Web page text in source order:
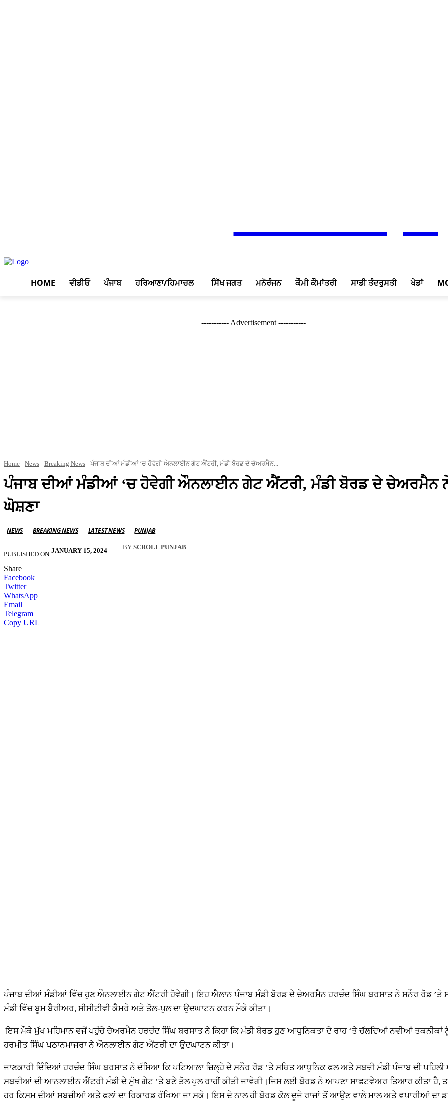
HOME ਵੀਡੀਓ ਪੰਜਾਬ ਹਰਿਆਣਾ/ਹਿਮਾਚਲ ਸਿੱਖ ਜਗਤ ਮਨੋਰੰਜਨ ਕੌਮੀ ਕੌਮਾਂਤਰੀ ਸਾਡੀ ਤੰਦਰੁਸਤੀ ਖੇਡਾਂ
----------- Advertisement -----------
Home News Breaking News ਪੰਜਾਬ ਦੀਆਂ ਮੰਡੀਆਂ ‘ਚ ਹੋਵੇਗੀ ਔਨਲਾਈਨ ਗੇਟ ਐਂਟਰੀ, ਮੰਡੀ ਬੋਰਡ ਦੇ ਚੇਅਰਮੈਨ...
ਪੰਜਾਬ ਦੀਆਂ ਮੰਡੀਆਂ ‘ਚ ਹੋਵੇਗੀ ਔਨਲਾਈਨ ਗੇਟ ਐਂਟਰੀ, ਮੰਡੀ ਬੋਰਡ ਦੇ ਚੇਅਰਮੈਨ ਨੇ
ਘੋਸ਼ਣਾ
NEWS BREAKING NEWS LATEST NEWS PUNJAB
PUBLISHED ON JANUARY 15, 2024 BY SCROLL PUNJAB
Share
Facebook
Twitter
WhatsApp
Email
Telegram
Copy URL
ਪੰਜਾਬ ਦੀਆਂ ਮੰਡੀਆਂ ਵਿੱਚ ਹੁਣ ਔਨਲਾਈਨ ਗੇਟ ਐਂਟਰੀ ਹੋਵੇਗੀ। ਇਹ ਐਲਾਨ ਪੰਜਾਬ ਮੰਡੀ ਬੋਰਡ ਦੇ ਚੇਅਰਮੈਨ ਹਰਚੰਦ ਸਿੰਘ ਬਰਸਾਤ ਨੇ ਸਨੌਰ ਰੋਡ ’ਤੇ
ਮੰਡੀ ਵਿੱਚ ਬੂਮ ਬੈਰੀਅਰ, ਸੀਸੀਟੀਵੀ ਕੈਮਰੇ ਅਤੇ ਤੋਲ-ਪੁਲ ਦਾ ਉਦਘਾਟਨ ਕਰਨ ਮੌਕੇ ਕੀਤਾ।
ਇਸ ਮੌਕੇ ਮੁੱਖ ਮਹਿਮਾਨ ਵਜੋਂ ਪਹੁੰਚੇ ਚੇਅਰਮੈਨ ਹਰਚੰਦ ਸਿੰਘ ਬਰਸਾਤ ਨੇ ਕਿਹਾ ਕਿ ਮੰਡੀ ਬੋਰਡ ਹੁਣ ਆਧੁਨਿਕਤਾ ਦੇ ਰਾਹ ‘ਤੇ ਚੱਲਦਿਆਂ ਨਵੀਆਂ ਤਕਨੀਕਾਂ
ਹਰਮੀਤ ਸਿੰਘ ਪਠਾਨਮਾਜਰਾ ਨੇ ਔਨਲਾਈਨ ਗੇਟ ਐਂਟਰੀ ਦਾ ਉਦਘਾਟਨ ਕੀਤਾ।
ਜਾਣਕਾਰੀ ਦਿੰਦਿਆਂ ਹਰਚੰਦ ਸਿੰਘ ਬਰਸਾਤ ਨੇ ਦੱਸਿਆ ਕਿ ਪਟਿਆਲਾ ਜ਼ਿਲ੍ਹੇ ਦੇ ਸਨੌਰ ਰੋਡ ’ਤੇ ਸਥਿਤ ਆਧੁਨਿਕ ਫਲ ਅਤੇ ਸਬਜ਼ੀ ਮੰਡੀ ਪੰਜਾਬ ਦੀ ਪਹਿਲੀ
ਸਬਜ਼ੀਆਂ ਦੀ ਆਨਲਾਈਨ ਐਂਟਰੀ ਮੰਡੀ ਦੇ ਮੁੱਖ ਗੇਟ ’ਤੇ ਬਣੇ ਤੋਲ ਪੁਲ ਰਾਹੀਂ ਕੀਤੀ ਜਾਵੇਗੀ।ਜਿਸ ਲਈ ਬੋਰਡ ਨੇ ਆਪਣਾ ਸਾਫਟਵੇਅਰ ਤਿਆਰ ਕੀਤਾ ਹੈ,
ਹਰ ਕਿਸਮ ਦੀਆਂ ਸਬਜ਼ੀਆਂ ਅਤੇ ਫਲਾਂ ਦਾ ਰਿਕਾਰਡ ਰੱਖਿਆ ਜਾ ਸਕੇ। ਇਸ ਦੇ ਨਾਲ ਹੀ ਬੋਰਡ ਕੋਲ ਦੂਜੇ ਰਾਜਾਂ ਤੋਂ ਆਉਣ ਵਾਲੇ ਮਾਲ ਅਤੇ ਵਪਾਰੀਆਂ ਦਾ